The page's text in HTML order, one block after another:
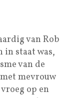
van Rob
in staat was,
van de
mevrouw
op en